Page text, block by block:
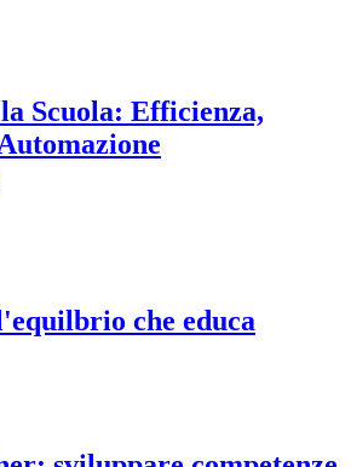
Scuola: Efficienza,
che educa